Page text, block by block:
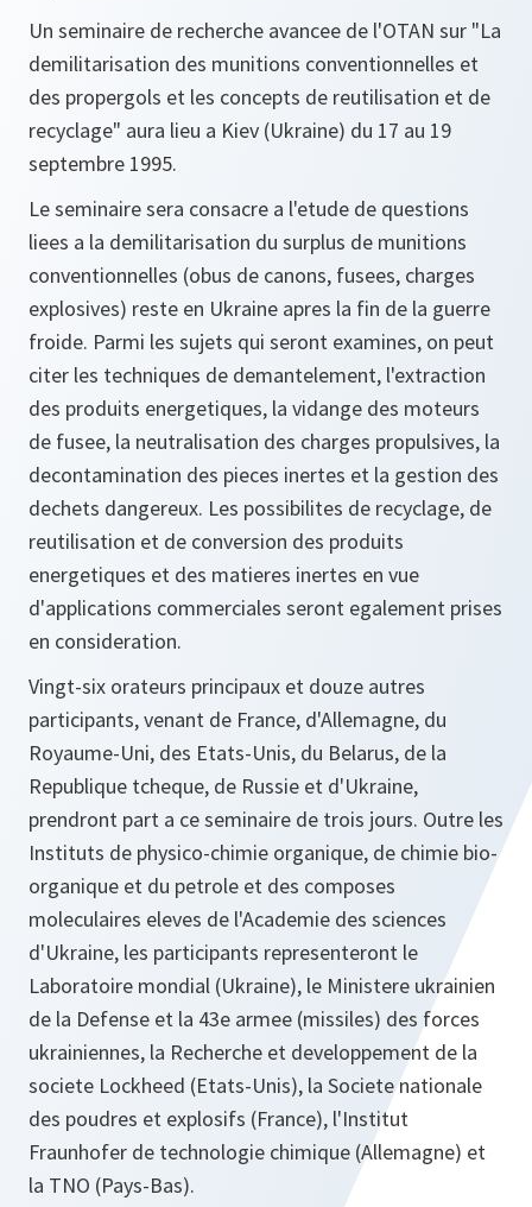
Un seminaire de recherche avancee de l'OTAN sur "La
demilitarisation des munitions conventionnelles et
des propergols et les concepts de reutilisation et de
recyclage" aura lieu a Kiev (Ukraine) du 17 au 19
septembre 1995.
Le seminaire sera consacre a l'etude de questions
liees a la demilitarisation du surplus de munitions
conventionnelles (obus de canons, fusees, charges
explosives) reste en Ukraine apres la fin de la guerre
froide. Parmi les sujets qui seront examines, on peut
citer les techniques de demantelement, l'extraction
des produits energetiques, la vidange des moteurs
de fusee, la neutralisation des charges propulsives, la
decontamination des pieces inertes et la gestion des
dechets dangereux. Les possibilites de recyclage, de
reutilisation et de conversion des produits
energetiques et des matieres inertes en vue
d'applications commerciales seront egalement prises
en consideration.
Vingt-six orateurs principaux et douze autres
participants, venant de France, d'Allemagne, du
Royaume-Uni, des Etats-Unis, du Belarus, de la
Republique tcheque, de Russie et d'Ukraine,
prendront part a ce seminaire de trois jours. Outre les
Instituts de physico-chimie organique, de chimie bio-
organique et du petrole et des composes
moleculaires eleves de l'Academie des sciences
d'Ukraine, les participants representeront le
Laboratoire mondial (Ukraine), le Ministere ukrainien
de la Defense et la 43e armee (missiles) des forces
ukrainiennes, la Recherche et developpement de la
societe Lockheed (Etats-Unis), la Societe nationale
des poudres et explosifs (France), l'Institut
Fraunhofer de technologie chimique (Allemagne) et
la TNO (Pays-Bas).